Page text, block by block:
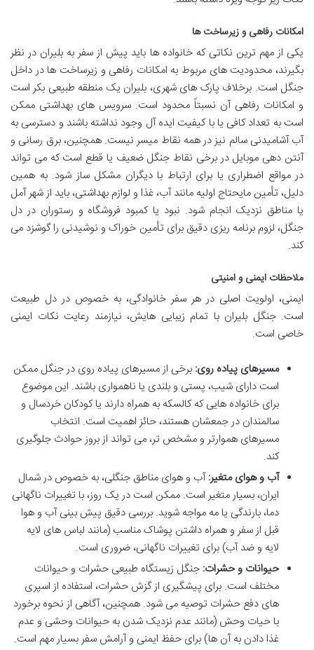
امکانات رفاهی و زیرساخت ها
یکی از مهم ترین نکاتی که خانواده ها باید پیش از سفر به بلیران در نظر
بگیرند، محدودیت های مربوط به امکانات رفاهی و زیرساخت ها در داخل
جنگل است. برخلاف پارک های شهری، بلیران یک منطقه طبیعی بکر است
و امکانات رفاهی آن نسبتاً محدود است. سرویس های بهداشتی ممکن
است به تعداد کافی یا با کیفیت ایده آل وجود نداشته باشند و دسترسی به
آب آشامیدنی سالم نیز در همه نقاط میسر نیست. همچنین، برق رسانی و
آنتن دهی موبایل در برخی نقاط جنگل ضعیف یا قطع است که می تواند
در مواقع اضطراری یا برای ارتباط با دیگران مشکل ساز شود. به همین
دلیل، تأمین مایحتاج اولیه مانند آب، غذا و لوازم بهداشتی، باید از شهر آمل
یا مناطق نزدیک انجام شود. نبود یا کمبود فروشگاه و رستوران در دل
جنگل، لزوم برنامه ریزی دقیق برای تأمین خوراک و نوشیدنی را گوشزد می
کند.
ملاحظات ایمنی و امنیتی
ایمنی، اولویت اصلی در هر سفر خانوادگی، به خصوص در دل طبیعت
است. جنگل بلیران با تمام زیبایی هایش، نیازمند رعایت نکات ایمنی
خاصی است.
مسیرهای پیاده روی: برخی از مسیرهای پیاده روی در جنگل ممکن
است دارای شیب، پستی و بلندی یا ناهمواری باشند. این موضوع
برای خانواده هایی که کالسکه به همراه دارند یا کودکان خردسال و
سالمندان در جمعشان هستند، حائز اهمیت است. انتخاب
مسیرهای هموارتر و مشخص تر، می تواند از بروز حوادث جلوگیری
کند.
آب و هوای متغیر:آب و هوای مناطق جنگلی، به خصوص در شمال
ایران، بسیار متغیر است. ممکن است در یک روز، با تغییرات ناگهانی
دما، بارندگی یا مه مواجه شوید. بررسی دقیق پیش بینی آب و هوا
قبل از سفر و همراه داشتن پوشاک مناسب (مانند لباس های لایه
لایه و ضد آب) برای تغییرات ناگهانی، ضروری است.
حیوانات و حشرات: جنگل زیستگاه طبیعی حشرات و حیوانات
مختلف است. برای پیشگیری از گزش حشرات، استفاده از اسپری
های دفع حشرات توصیه می شود. همچنین، آگاهی از نحوه برخورد
با حیات وحش (مانند عدم نزدیک شدن به حیوانات وحشی و عدم
غذا دادن به آن ها) برای حفظ ایمنی و آرامش سفر بسیار مهم است.